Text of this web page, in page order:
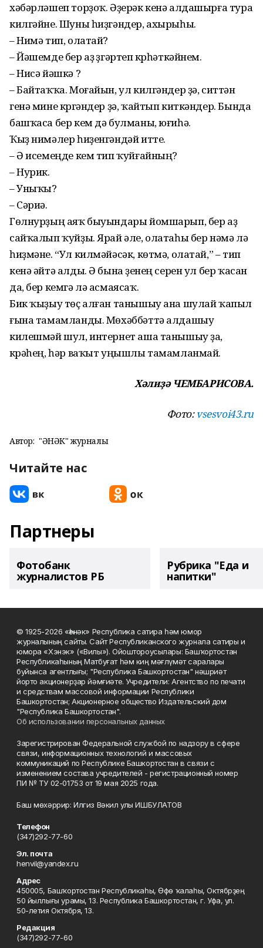
хәбәрләшеп торҙоҡ. Әҙерәк кенә алдашырға тура
килгәйне. Шуны һиҙгән­дер, ахырыһы.
– Нимә тип, олатай?
– Йәшемде бер аҙ үҙгәртеп күрһәткәйнем.
– Нисә йәшкә ?
– Байтаҡҡа. Моғайын, ул килгәндер ҙә, ситтән
генә мине күргәндер ҙә, ҡайтып кит­кәндер. Бында
башҡаса бер кем дә булманы, юғиһә.
Ҡыҙ нимәлер һиҙенгәндәй итте.
– Ә исемеңде кем тип ҡуй­ғайның?
– Нурик.
– Уныҡы?
– Сәриә.
Гөлнурҙың аяҡ быуындары йомшарып, бер аҙ
сайҡалып ҡуйҙы. Ярай әле, олатаһы бер нәмә лә
һиҙмәне. “Ул килмә­йәсәк, көтмә, олатай,” – тип
кенә әйтә алды. Ә бына үҙенең серен ул бер ҡасан
да, бер кемгә лә асмаясаҡ.
Бик ҡыҙыу төҫ алған танышыу ана шулай ҡапыл
ғына тамамланды. Мөхәббәттә алдашыу
килешмәй шул, интернет аша танышыу ҙа,
күрәһең, һәр ваҡыт уңышлы тамамланмай.
Хәлиҙә ЧЕМБАРИСОВА.
Фото:vsesvoi43.ru
Автор: "ҺӘНӘК" журналы
Читайте нас
Партнеры
Фотобанк
журналистов РБ
Рубрика "Еда и
напитки"
© 1925-2026 «Һәнәк» Республика сатира һәм юмор
журналының сайты. Сайт Республиканского журнала сатиры и
юмора «Хэнэк» («Вилы»). Ойоштороусылары: Башҡортостан
Республикаһының Матбуғат һәм киң мәғлүмәт саралары
буйынса агентлығы; "Республика Башкортостан" нәшриәт
йорто акционерҙар йәмғиәте. Учредители: Агентство по печати
и средствам массовой информации Республики
Башкортостан; Акционерное общество Издательский дом
"Республика Башкортостан".
Об использовании персональных данных
Зарегистрирован Федеральной службой по надзору в сфере
связи, информационных технологий и массовых
коммуникаций по Республике Башкортостан в связи с
изменением состава учредителей - регистрационный номер
ПИ № ТУ 02-01753 от 19 мая 2025 года.
Баш мөхәррир: Илгиз Вәкил улы ИШБУЛАТОВ
Телефон
(347)292-77-60
Эл. почта
henvil@yandex.ru
Адрес
450005, Башҡортостан Республикаһы, Өфө ҡалаһы, Октябрҙең
50 йыллығы урамы, 13. Республика Башкортостан, г. Уфа, ул.
50-летия Октября, 13.
Редакция
(347)292-77-60